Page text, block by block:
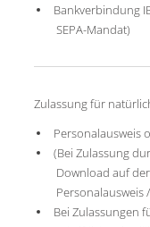
Bankverbindung
SEPA-Mandat)
Zulassung für
Personalausweis
(Bei Zulassung
Download auf
Personalausweis
Bei Zulassungen